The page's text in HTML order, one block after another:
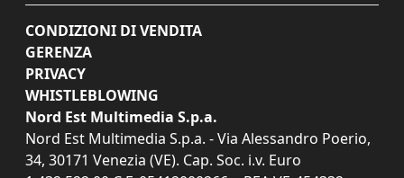
CONDIZIONI DI VENDITA
GERENZA
PRIVACY
WHISTLEBLOWING
Nord Est Multimedia S.p.a.
Nord Est Multimedia S.p.a. - Via Alessandro Poerio,
34, 30171 Venezia (VE). Cap. Soc. i.v. Euro